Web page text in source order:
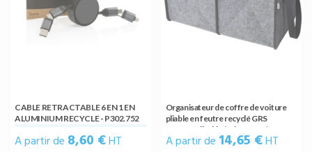
CABLE RETRACTABLE 6 EN 1 EN
ALUMINIUM RECYCLE - P302.752
A partir de 8,60 €HT
Organisateur de coffre de voiture
pliable en feutre recyclé GRS
personnalisable (gris moyen)
A partir de 14,65 €HT